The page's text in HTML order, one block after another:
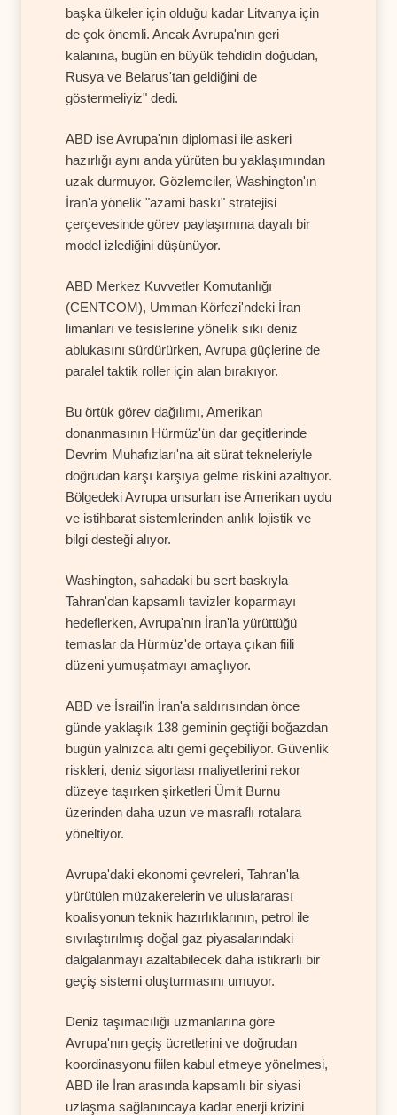
başka ülkeler için olduğu kadar Litvanya için
de çok önemli. Ancak Avrupa'nın geri
kalanına, bugün en büyük tehdidin doğudan,
Rusya ve Belarus'tan geldiğini de
göstermeliyiz" dedi.
ABD ise Avrupa'nın diplomasi ile askeri
hazırlığı aynı anda yürüten bu yaklaşımından
uzak durmuyor. Gözlemciler, Washington'ın
İran'a yönelik "azami baskı" stratejisi
çerçevesinde görev paylaşımına dayalı bir
model izlediğini düşünüyor.
ABD Merkez Kuvvetler Komutanlığı
(CENTCOM), Umman Körfezi'ndeki İran
limanları ve tesislerine yönelik sıkı deniz
ablukasını sürdürürken, Avrupa güçlerine de
paralel taktik roller için alan bırakıyor.
Bu örtük görev dağılımı, Amerikan
donanmasının Hürmüz'ün dar geçitlerinde
Devrim Muhafızları'na ait sürat tekneleriyle
doğrudan karşı karşıya gelme riskini azaltıyor.
Bölgedeki Avrupa unsurları ise Amerikan uydu
ve istihbarat sistemlerinden anlık lojistik ve
bilgi desteği alıyor.
Washington, sahadaki bu sert baskıyla
Tahran'dan kapsamlı tavizler koparmayı
hedeflerken, Avrupa'nın İran'la yürüttüğü
temaslar da Hürmüz'de ortaya çıkan fiili
düzeni yumuşatmayı amaçlıyor.
ABD ve İsrail'in İran'a saldırısından önce
günde yaklaşık 138 geminin geçtiği boğazdan
bugün yalnızca altı gemi geçebiliyor. Güvenlik
riskleri, deniz sigortası maliyetlerini rekor
düzeye taşırken şirketleri Ümit Burnu
üzerinden daha uzun ve masraflı rotalara
yöneltiyor.
Avrupa'daki ekonomi çevreleri, Tahran'la
yürütülen müzakerelerin ve uluslararası
koalisyonun teknik hazırlıklarının, petrol ile
sıvılaştırılmış doğal gaz piyasalarındaki
dalgalanmayı azaltabilecek daha istikrarlı bir
geçiş sistemi oluşturmasını umuyor.
Deniz taşımacılığı uzmanlarına göre
Avrupa'nın geçiş ücretlerini ve doğrudan
koordinasyonu fiilen kabul etmeye yönelmesi,
ABD ile İran arasında kapsamlı bir siyasi
uzlaşma sağlanıncaya kadar enerji krizini